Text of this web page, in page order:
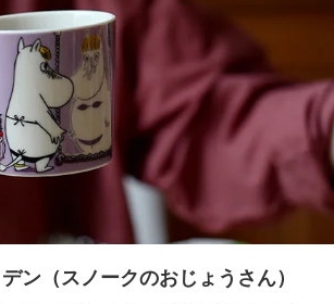
ン （スノークのおじょうさん）